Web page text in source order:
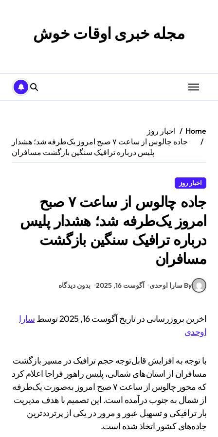
مجله خبری اوقات خوش
Home
اخبار روز
جاده چالوس از ساعت ۷ صبح امروز یک‌طرفه شد؛ هشدار
پلیس درباره ترافیک سنگین بازگشت مسافران
اخبار روز
جاده چالوس از ساعت ۷ صبح
امروز یک‌طرفه شد؛ هشدار پلیس
درباره ترافیک سنگین بازگشت
مسافران
By سارا اوحدی آگوست 16, 2025 بدون دیدگاه
اخرین بروزرسانی در تاریخ آگوست 16, 2025 توسط
سارا
اوحدی
با توجه به افزایش قابل‌توجه حجم ترافیک در مسیر بازگشت
مسافران از استان‌های شمالی، پلیس راهور فراجا اعلام کرد
که محور چالوس از ساعت ۷ صبح امروز به‌صورت یک‌طرفه
از شمال به جنوب درآمده است. این تصمیم با هدف مدیریت
بار ترافیکی و تسهیل عبور و مرور در یکی از پرترددترین
جاده‌های کشور اتخاذ شده است.